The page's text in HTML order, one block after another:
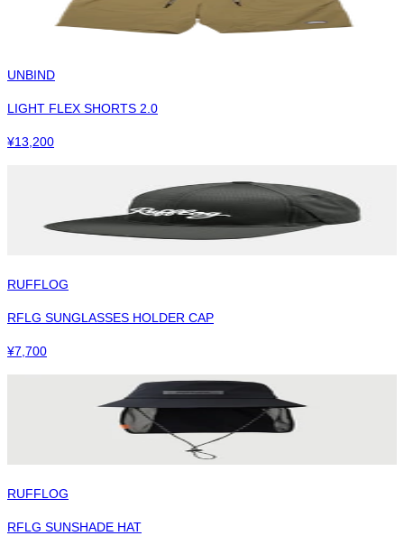
UNBIND
LIGHT FLEX SHORTS 2.0
¥13,200
RUFFLOG
RFLG SUNGLASSES HOLDER CAP
¥7,700
RUFFLOG
RFLG SUNSHADE HAT